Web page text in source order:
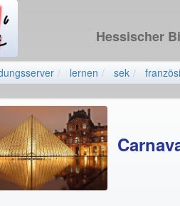
Hessischer
lernen sek